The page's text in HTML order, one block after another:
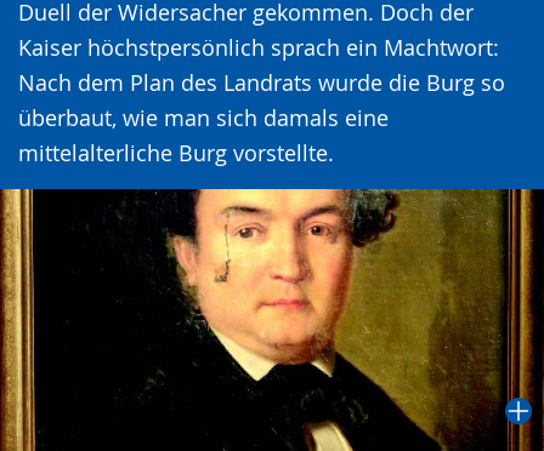
Duell der Widersacher gekommen. Doch der
Kaiser höchstpersönlich sprach ein Machtwort:
Nach dem Plan des Landrats wurde die Burg so
überbaut, wie man sich damals eine
mittelalterliche Burg vorstellte.